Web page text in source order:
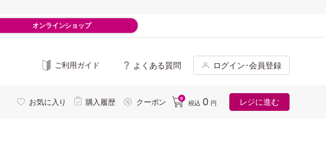
オンラインショップ
ご利用ガイド よくある質問 ログイン･会員登録
お気に入り 購入履歴 クーポン 0
税込 0 円 レジに進む